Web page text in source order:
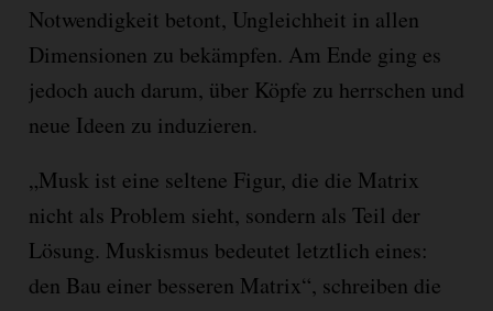
Notwendigkeit betont, Ungleichheit in allen
Dimensionen zu bekämpfen. Am Ende ging es
jedoch auch darum, über Köpfe zu herrschen und
neue Ideen zu induzieren.
„Musk ist eine seltene Figur, die die Matrix
nicht als Problem sieht, sondern als Teil der
Lösung. Muskismus bedeutet letztlich eines:
den Bau einer besseren Matrix“, schreiben die